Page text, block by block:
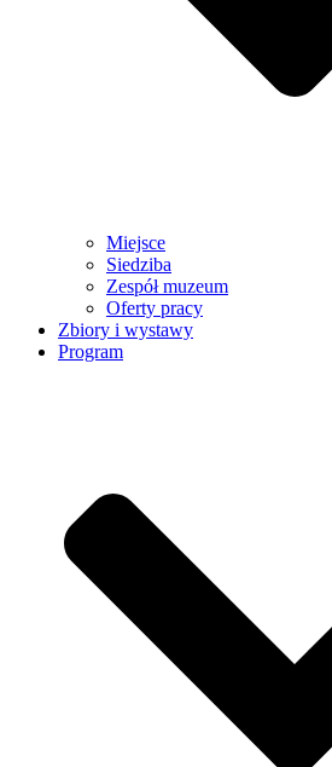
Miejsce
Siedziba
Zespół muzeum
Oferty pracy
Zbiory i wystawy
Program